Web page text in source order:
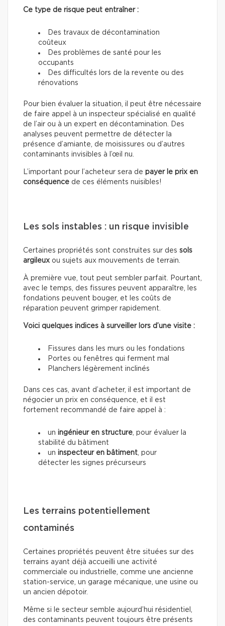
Ce type de risque peut entraîner :
Des travaux de décontamination
coûteux
Des problèmes de santé pour les
occupants
Des difficultés lors de la revente ou des
rénovations
Pour bien évaluer la situation, il peut être nécessaire
de faire appel à un inspecteur spécialisé en qualité
de l’air ou à un expert en décontamination. Des
analyses peuvent permettre de détecter la
présence d’amiante, de moisissures ou d’autres
contaminants invisibles à l’œil nu.
L’important pour l’acheteur sera de payer le prix en
conséquence de ces éléments nuisibles!
Les sols instables : un risque invisible
Certaines propriétés sont construites sur des sols
argileux ou sujets aux mouvements de terrain.
À première vue, tout peut sembler parfait. Pourtant,
avec le temps, des fissures peuvent apparaître, les
fondations peuvent bouger, et les coûts de
réparation peuvent grimper rapidement.
Voici quelques indices à surveiller lors d’une visite :
Fissures dans les murs ou les fondations
Portes ou fenêtres qui ferment mal
Planchers légèrement inclinés
Dans ces cas, avant d’acheter, il est important de
négocier un prix en conséquence, et il est
fortement recommandé de faire appel à :
un ingénieur en structure, pour évaluer la
stabilité du bâtiment
un inspecteur en bâtiment, pour
détecter les signes précurseurs
Les terrains potentiellement
contaminés
Certaines propriétés peuvent être situées sur des
terrains ayant déjà accueilli une activité
commerciale ou industrielle, comme une ancienne
station-service, un garage mécanique, une usine ou
un ancien dépotoir.
Même si le secteur semble aujourd’hui résidentiel,
des contaminants peuvent toujours être présents